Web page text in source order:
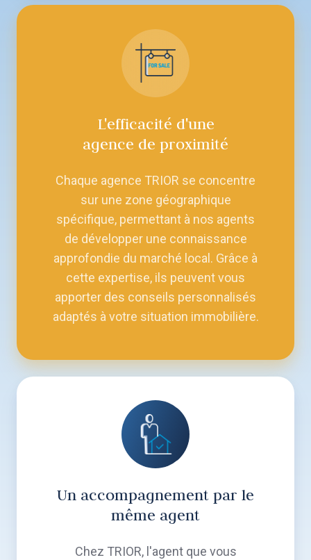
L'efficacité d'une
agence de proximité
Chaque agence TRIOR se concentre
sur une zone géographique
spécifique, permettant à nos agents
de développer une connaissance
approfondie du marché local. Grâce à
cette expertise, ils peuvent vous
apporter des conseils personnalisés
adaptés à votre situation immobilière.
Un accompagnement par le
même agent
Chez TRIOR, l'agent que vous